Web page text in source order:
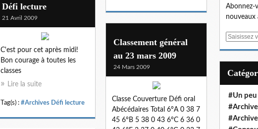
Défi lecture
21 Avril 2009
C'est pour cet après midi!
Bon courage à toutes les
classes
Lire la suite
Tag(s) : #Archives Défi lecture
Classement général
au 23 mars 2009
24 Mars 2009
Classe Couverture Défi oral
Abécédaires Total 6°A 0 38 7
45 6°B 5 38 0 43 6°C 6 36 0
Abonnez-
nouveaux
E
#Un